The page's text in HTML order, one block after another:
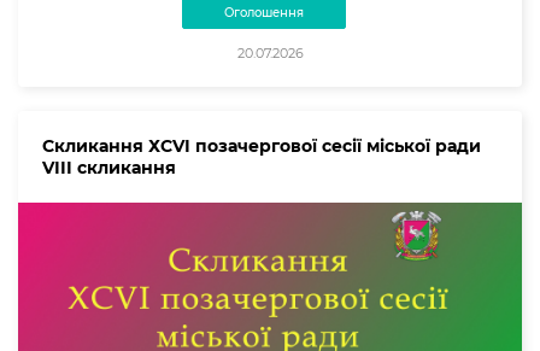
Оголошення
20.07.2026
Скликання ХСVІ позачергової сесії міської ради
VІІІ скликання